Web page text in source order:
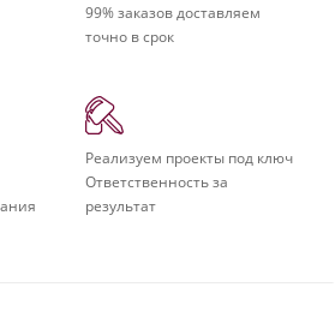
99% заказов доставляем
точно в срок
Реализуем проекты под ключ
Ответственность за
результат